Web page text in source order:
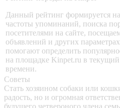
Данный рейтинг формируется
частоты упоминаний, поиска
посетителями на сайте,
объявлений и других
помогают определить
на площадке Kinpet.ru в
времени.
Советы
Стать хозяином собаки или
радость, но и огромная